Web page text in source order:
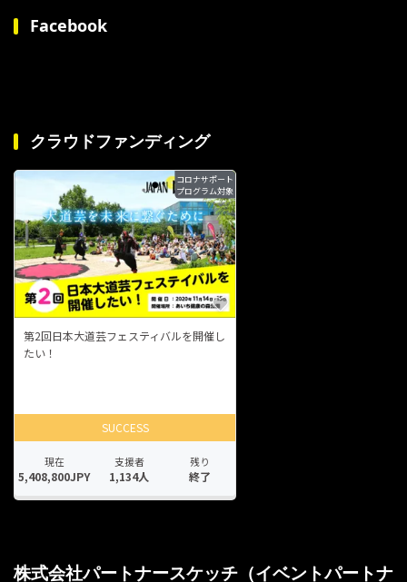
Facebook
クラウドファンディング
株式会社パートナースケッチ（イベントパートナ